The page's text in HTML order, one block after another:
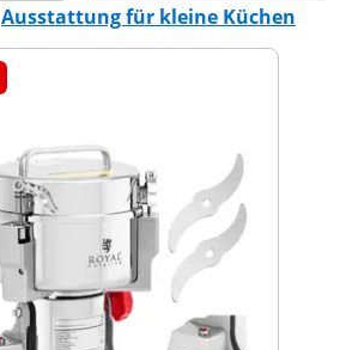
Ausstattung für kleine Küchen